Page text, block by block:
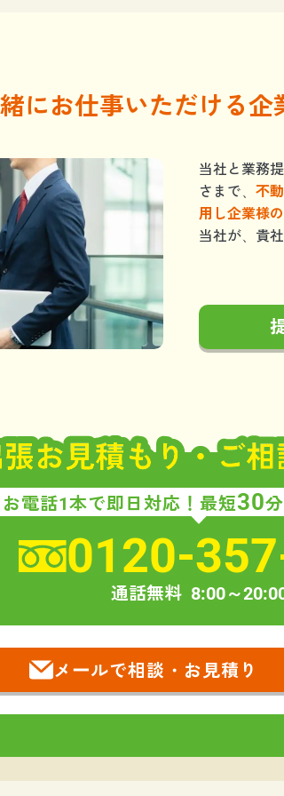
にお仕事いただける企
当社と業務
さまで、 不
用し企業様
当社が、貴
お電話1本で即日対応！ 最短30
0120-
通話無料 8:00～
メールで相談・お見積り